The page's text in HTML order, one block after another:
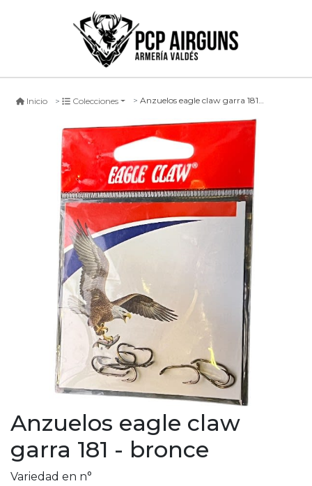
Inicio Colecciones Anzuelos eagle claw garra 181 - bronce
Anzuelos eagle claw
garra 181 - bronce
Variedad en n°